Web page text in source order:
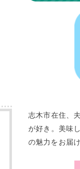
志木市在住、
が好き。美味
の魅力をお届